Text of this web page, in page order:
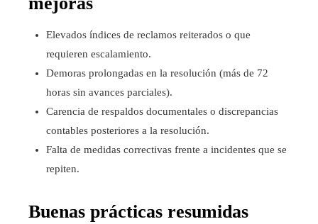
Elevados índices de reclamos reiterados o que
requieren escalamiento.
Demoras prolongadas en la resolución (más de 72
horas sin avances parciales).
Carencia de respaldos documentales o discrepancias
contables posteriores a la resolución.
Falta de medidas correctivas frente a incidentes que se
repiten.
Buenas prácticas resumidas